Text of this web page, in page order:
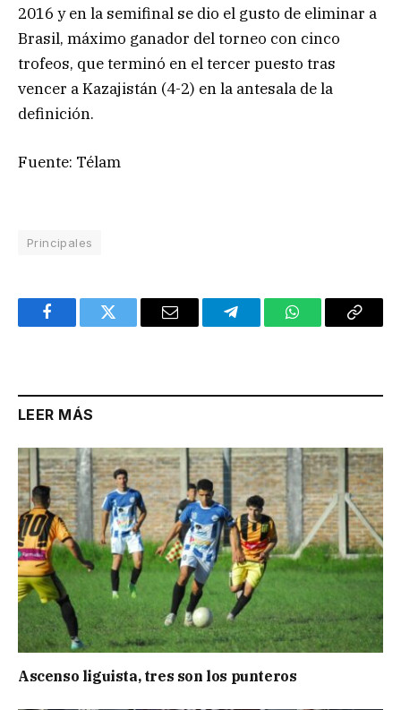
2016 y en la semifinal se dio el gusto de eliminar a
Brasil, máximo ganador del torneo con cinco
trofeos, que terminó en el tercer puesto tras
vencer a Kazajistán (4-2) en la antesala de la
definición.
Fuente: Télam
Principales
FacebookTwitter Email TelegramWhatsAppCopy
LEER MÁS
Ascenso liguista, tres son los punteros